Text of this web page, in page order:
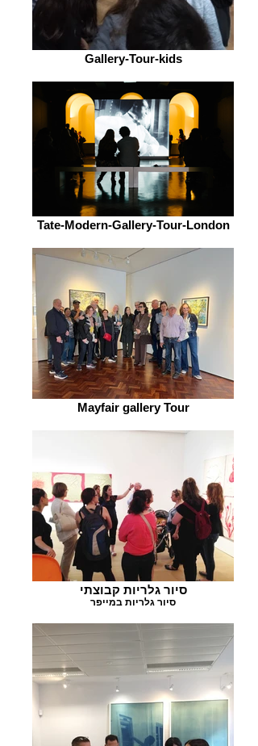
Gallery-Tour-kids
Tate-Modern-Gallery-Tour-London
Mayfair gallery Tour
סיור גלריות קבוצתי
סיור גלריות במייפר